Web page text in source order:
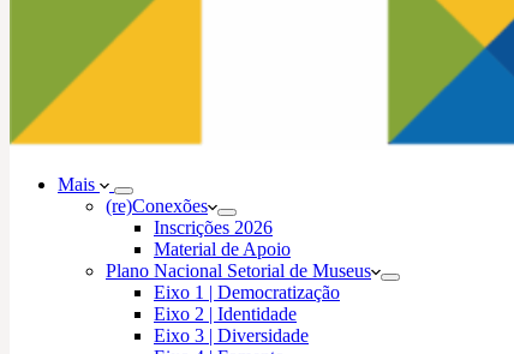
Mais
(re)Conexões
Inscrições 2026
Material de Apoio
Plano Nacional Setorial de Museus
Eixo 1 | Democratização
Eixo 2 | Identidade
Eixo 3 | Diversidade